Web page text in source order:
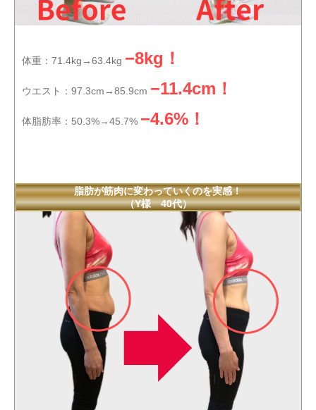
体重：71.4kg→63.4kg −8kg！
ウエスト：97.3cm→85.9cm −11.4cm！
体脂肪率：50.3%→45.7% −4.6%！
脂肪が筋肉に変わっていくのを実感！
（Y様 40代）